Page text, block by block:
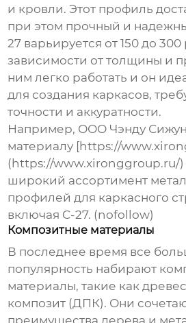
и кровли. Этот профиль
при этом прочный и
27 варьируется от 150 до
зависимости от толщины и
ним легко работать и он
для создания каркасов,
точности и аккуратности.
Например, ООО Чэнду
материалу [https://
(https://www.xironggroup.ru/)
широкий ассортимент
профилей для каркасного
включая C-27. (nofollow)
Композитные материалы
В последнее время все
популярность набирают
материалы, такие как
композит (ДПК). Они